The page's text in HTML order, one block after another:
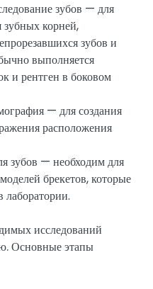
зубов — для
зубных корней,
зубов и
выполняется
и рентген в боковом
— для создания
расположения
зубов — необходим для
брекетов, которые
лаборатории.
исследований
Основные этапы